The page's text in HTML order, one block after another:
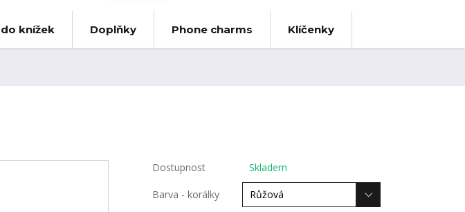
knížek Doplňky Phone charms Klíčenky
Dostupnost Skladem
Barva - korálky